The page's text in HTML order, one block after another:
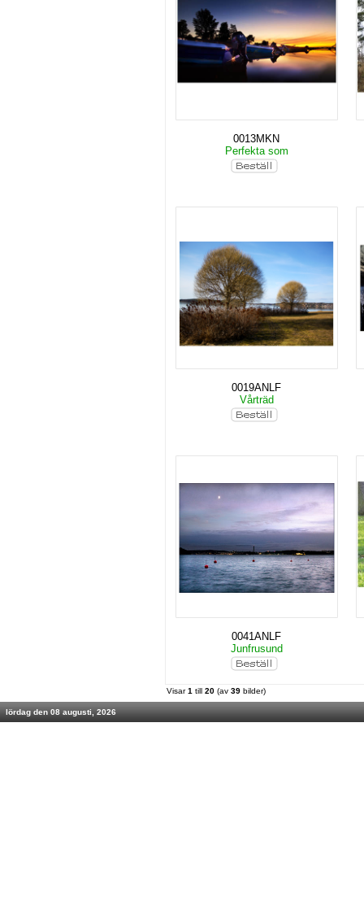
0013MKN
Perfekta som
0019ANLF
Vårträd
0041ANLF
Junfrusund
Visar1 till 20 (av 39 bilder)
lördag den 08 augusti, 2026